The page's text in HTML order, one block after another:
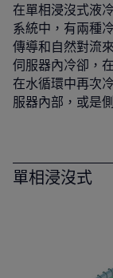
在單相浸沒式液
系統中，有兩種
傳導和自然對流
伺服器內冷卻，
在水循環中再次
服器內部，或是
單相浸沒式